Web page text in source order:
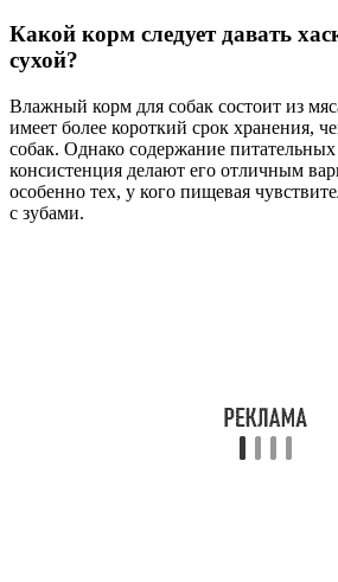
Какой корм следует давать
сухой?
Влажный корм для собак состоит из
имеет более короткий срок хранения,
собак. Однако содержание
консистенция делают его отличным
особенно тех, у кого пищевая
с зубами.